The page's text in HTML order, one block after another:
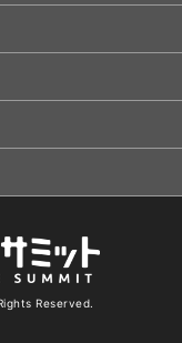
Reserved.